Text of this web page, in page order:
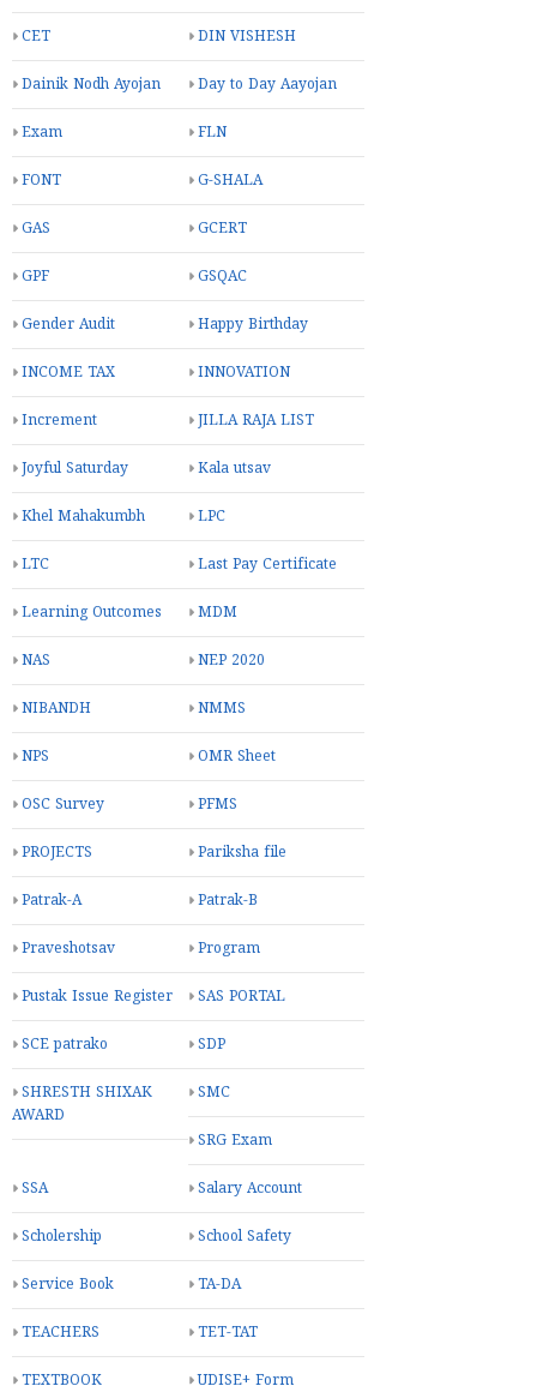
CET DIN VISHESH
Dainik Nodh Ayojan Day to Day Aayojan
Exam FLN
FONT G-SHALA
GAS GCERT
GPF GSQAC
Gender Audit Happy Birthday
INCOME TAX INNOVATION
Increment JILLA RAJA LIST
Joyful Saturday Kala utsav
Khel Mahakumbh LPC
LTC Last Pay Certificate
Learning Outcomes MDM
NAS NEP 2020
NIBANDH NMMS
NPS OMR Sheet
OSC Survey PFMS
PROJECTS Pariksha file
Patrak-A Patrak-B
Praveshotsav Program
Pustak Issue Register SAS PORTAL
SCE patrako SDP
SHRESTH SHIXAK
AWARD
SMC
SRG Exam
SSA Salary Account
Scholership School Safety
Service Book TA-DA
TEACHERS TET-TAT
TEXTBOOK UDISE+ Form